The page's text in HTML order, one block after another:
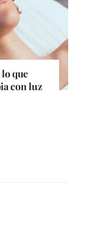
que
con luz